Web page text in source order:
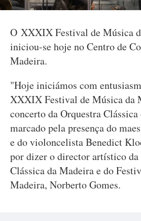
O XXXIX Festival de Música
iniciou-se hoje no Centro de
Madeira.
"Hoje iniciámos com
XXXIX Festival de Música da
concerto da Orquestra
marcado pela presença do
e do violoncelista Benedict
por dizer o director artístico da
Clássica da Madeira e do
Madeira, Norberto Gomes.